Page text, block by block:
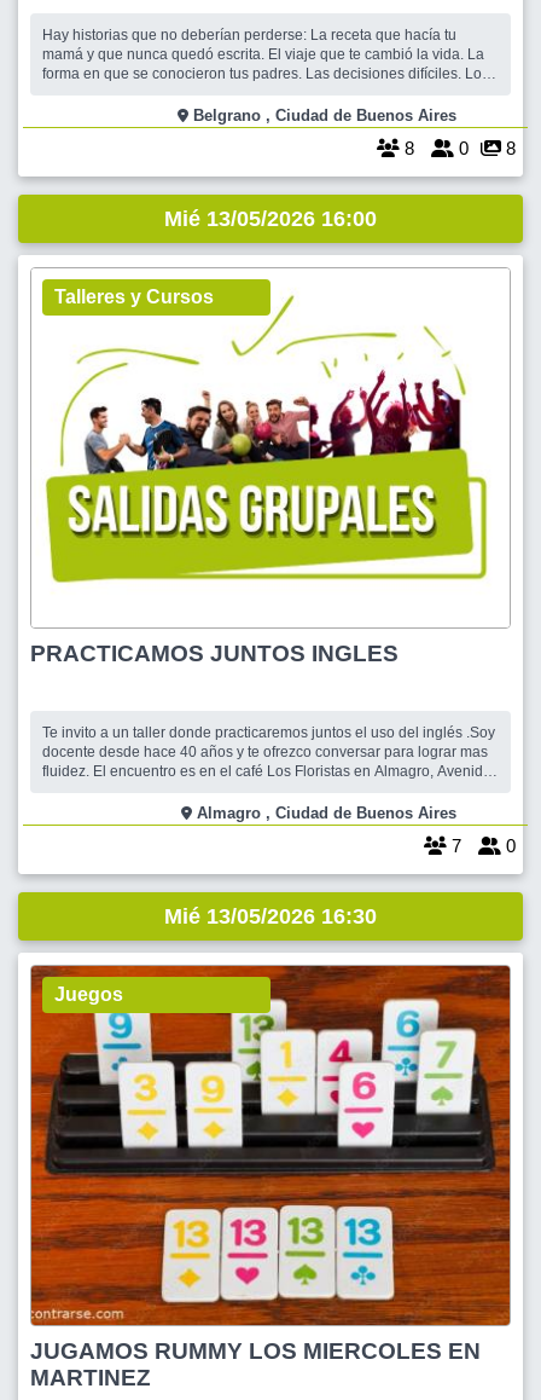
Hay historias que no deberían perderse: La receta que hacía tu
mamá y que nunca quedó escrita. El viaje que te cambió la vida. La
forma en que se conocieron tus padres. Las decisiones difíciles. Los
pequeñas… pero que un día alguien va a querer recordar. Te
propongo
Belgrano , Ciudad de Buenos Aires
8 0 8
Mié 13/05/2026 16:00
Talleres y Cursos
PRACTICAMOS JUNTOS INGLES
Te invito a un taller donde practicaremos juntos el uso del inglés .Soy
docente desde hace 40 años y te ofrezco conversar para lograr mas
fluidez. El encuentro es en el café Los Floristas en Almagro, Avenida
una consumición minima de un café,. La duracion del taller es de una
Almagro , Ciudad de Buenos Aires
7 0
Mié 13/05/2026 16:30
Juegos
JUGAMOS RUMMY LOS MIERCOLES EN
MARTINEZ